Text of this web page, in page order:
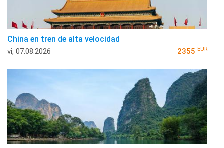
China en tren de alta velocidad
vi, 07.08.2026 2355 EUR